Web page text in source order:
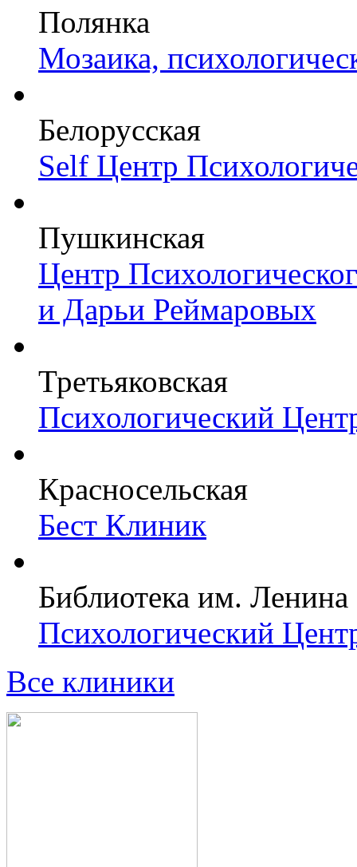
Полянка
Мозаика,
Белорусская
Self Центр
Пушкинская
Центр
и Дарьи Реймаровых
Третьяковская
Психологический
Красносельская
Бест Клиник
Библиотека им. Ленина
Психологический
Все клиники